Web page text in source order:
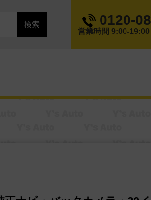
検索 0120-
営業時間 9:00-19:00